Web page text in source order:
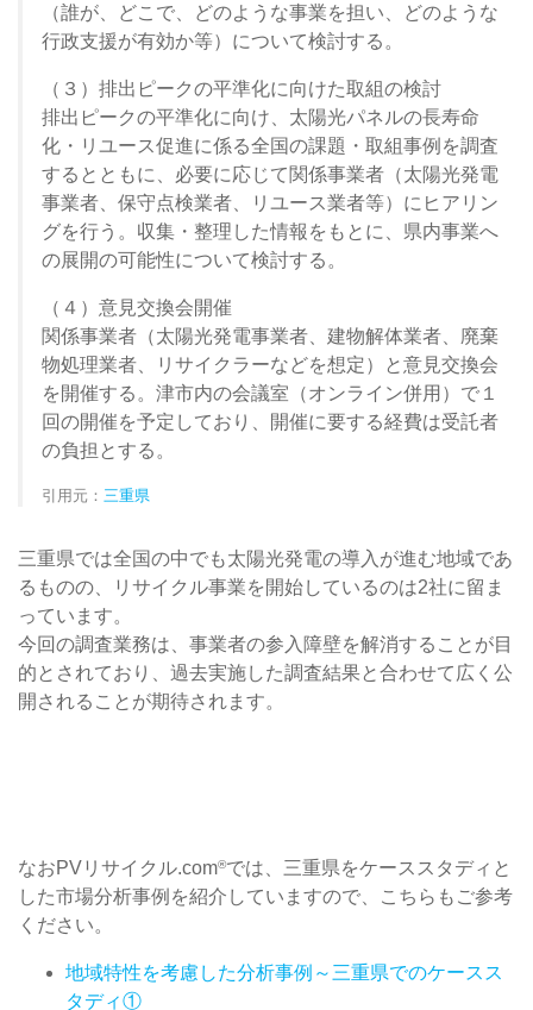
（誰が、どこで、どのような事業を担い、どのような
行政支援が有効か等）について検討する。
（３）排出ピークの平準化に向けた取組の検討
排出ピークの平準化に向け、太陽光パネルの長寿命
化・リユース促進に係る全国の課題・取組事例を調査
するとともに、必要に応じて関係事業者（太陽光発電
事業者、保守点検業者、リユース業者等）にヒアリン
グを行う。収集・整理した情報をもとに、県内事業へ
の展開の可能性について検討する。
（４）意見交換会開催
関係事業者（太陽光発電事業者、建物解体業者、廃棄
物処理業者、リサイクラーなどを想定）と意見交換会
を開催する。津市内の会議室（オンライン併用）で１
回の開催を予定しており、開催に要する経費は受託者
の負担とする。
引用元： 三重県
三重県では全国の中でも太陽光発電の導入が進む地域であ
るものの、リサイクル事業を開始しているのは2社に留ま
っています。
今回の調査業務は、事業者の参入障壁を解消することが目
的とされており、過去実施した調査結果と合わせて広く公
開されることが期待されます。
なおPVリサイクル.com®では、三重県をケーススタディと
した市場分析事例を紹介していますので、こちらもご参考
ください。
地域特性を考慮した分析事例～三重県でのケースス
タディ①